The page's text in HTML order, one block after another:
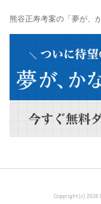
熊谷正寿考案の「夢が、
Copyright (c) 2026